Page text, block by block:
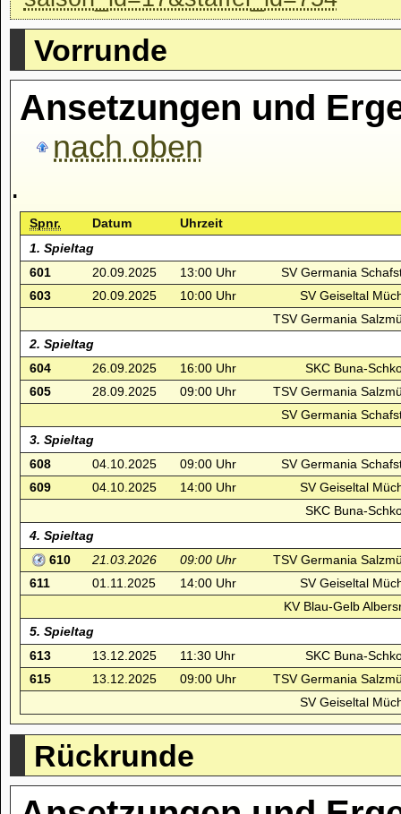
Vorrunde
Ansetzungen und
nach oben
.
Spnr. Datum
Uhrzeit
1. Spieltag
601
20.09.2025 13:00 Uhr
SV Germania
603
20.09.2025 10:00 Uhr
SV Geiseltal
TSV Germania
2. Spieltag
604
26.09.2025 16:00 Uhr
SKC Buna-
605
28.09.2025 09:00 Uhr
TSV Germania
SV Germania
3. Spieltag
608
04.10.2025 09:00 Uhr
SV Germania
609
04.10.2025 14:00 Uhr
SV Geiseltal
SKC Buna-
4. Spieltag
610
21.03.2026 09:00 Uhr
TSV Germania
611
01.11.2025 14:00 Uhr
SV Geiseltal
KV Blau-Gelb
5. Spieltag
613
13.12.2025 11:30 Uhr
SKC Buna-
615
13.12.2025 09:00 Uhr
TSV Germania
SV Geiseltal
Rückrunde